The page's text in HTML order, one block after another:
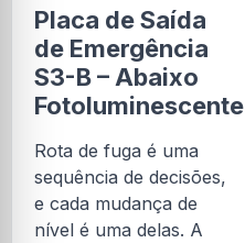
Placa de Saída
de Emergência
S3-B – Abaixo
Fotoluminescente
Rota de fuga é uma
sequência de decisões,
e cada mudança de
nível é uma delas. A